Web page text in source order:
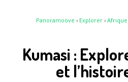
Panoramoove › Explorer › Afrique
Kumasi :
et